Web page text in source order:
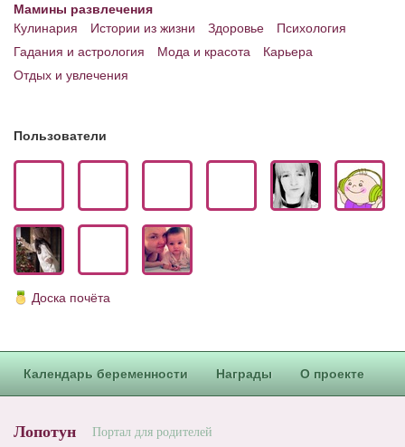
Мамины развлечения
Кулинария
Истории из жизни Здоровье
Психология
Гадания и астрология
Мода и красота
Карьера
Отдых и увлечения
Пользователи
Доска почёта
Календарь беременности Награды О проекте
Лопотун Портал для родителей